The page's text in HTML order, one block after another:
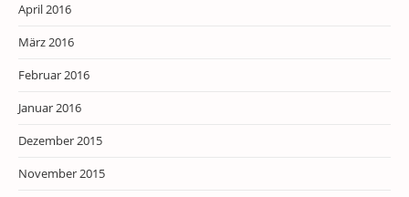
April 2016
März 2016
Februar 2016
Januar 2016
Dezember 2015
November 2015